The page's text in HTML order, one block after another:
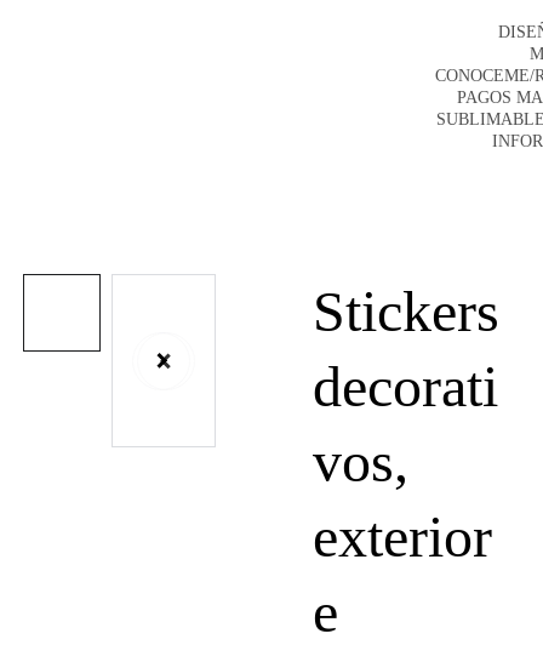
CONOCEME/
PAGOS
Stickers
decorati
vos,
exterior
e